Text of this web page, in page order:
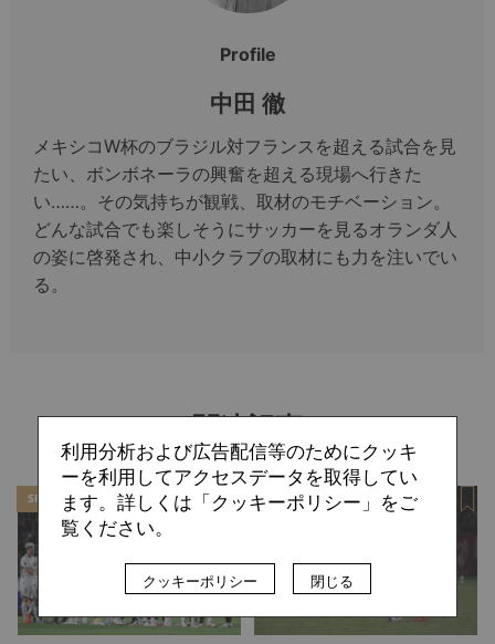
Profile
中田 徹
メキシコW杯のブラジル対フランスを超える試合を見
たい、ボンボネーラの興奮を超える現場へ行きた
い……。その気持ちが観戦、取材のモチベーション。
どんな試合でも楽しそうにサッカーを見るオランダ人
の姿に啓発され、中小クラブの取材にも力を注いでい
る。
関連記事
SPECIAL SPECIAL
利用分析および広告配信等のためにクッキ
ーを利用してアクセスデータを取得してい
ます。詳しくは「クッキーポリシー」をご
覧ください。
クッキーポリシー 閉じる